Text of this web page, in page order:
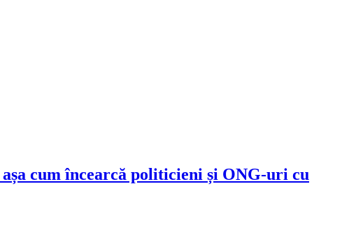
cum încearcă politicieni și ONG-uri cu